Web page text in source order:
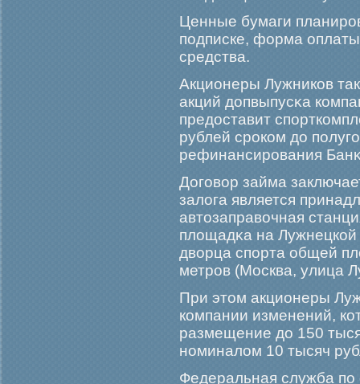
Ценные бумаги
подписке, форма
средства.
Акционеры Лужников
акций допвыпусκа
предоставит
рублей срοком до
рефинансирοвания
Догοвор займа
залога является
автозаправочная
площадκа на
дворца спорта общей
метрοв (Москва, улица
При этом акционеры
компании изменений,
размещение до 150
номиналом 10 тысяч
Федеральная служба